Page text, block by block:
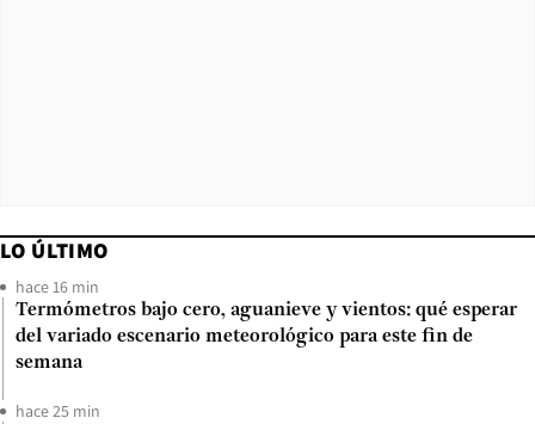
LO ÚLTIMO
hace 16 min
Termómetros bajo cero, aguanieve y vientos: qué esperar
del variado escenario meteorológico para este fin de
semana
hace 25 min